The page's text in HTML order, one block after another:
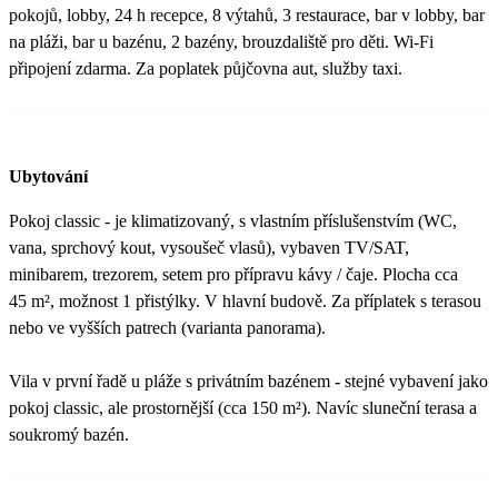
pokojů, lobby, 24 h recepce, 8 výtahů, 3 restaurace, bar v lobby, bar
na pláži, bar u bazénu, 2 bazény, brouzdaliště pro děti. Wi-Fi
připojení zdarma. Za poplatek půjčovna aut, služby taxi.
Ubytování
Pokoj classic - je klimatizovaný, s vlastním příslušenstvím (WC,
vana, sprchový kout, vysoušeč vlasů), vybaven TV/SAT,
minibarem, trezorem, setem pro přípravu kávy / čaje. Plocha cca
45 m², možnost 1 přistýlky. V hlavní budově. Za příplatek s terasou
nebo ve vyšších patrech (varianta panorama).
Vila v první řadě u pláže s privátním bazénem - stejné vybavení jako
pokoj classic, ale prostornější (cca 150 m²). Navíc sluneční terasa a
soukromý bazén.